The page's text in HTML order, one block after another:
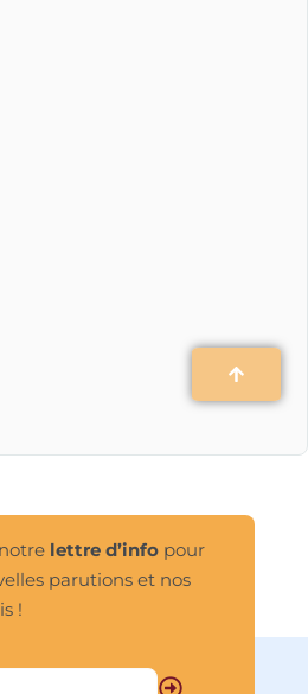
lettre d’infopour
parutions et nos
!